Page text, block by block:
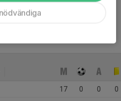
17 0 0 0